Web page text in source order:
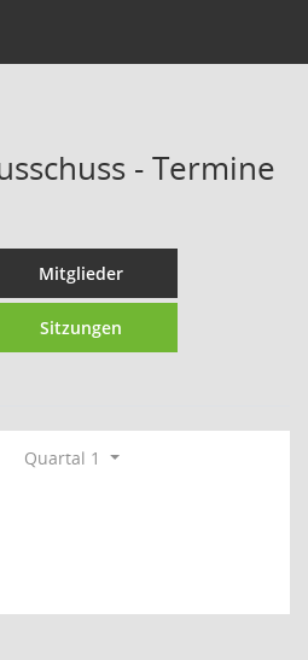
- Termine
Mitglieder
Sitzungen
Quartal 1